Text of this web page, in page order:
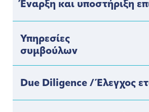
Έναρξη και υποστήριξη
Υπηρεσίες
συμβούλων
Due Diligence / Έλεγχος